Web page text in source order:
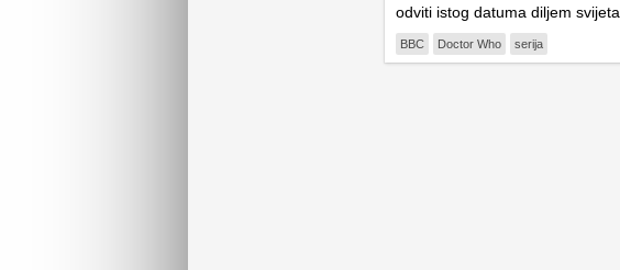
odviti istog datuma diljem svijeta
BBC Doctor Who serija